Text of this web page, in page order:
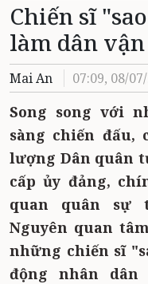
Chiến sĩ
làm dân vận
Mai An 07:09, 08/
Song song với
sàng chiến đấu,
lượng Dân quân
cấp ủy đảng,
quan quân sự
Nguyên quan
những chiến sĩ
động nhân